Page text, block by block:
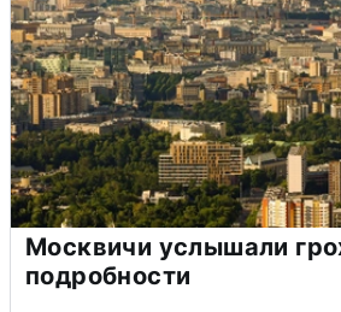
Москвичи услышали
подробности